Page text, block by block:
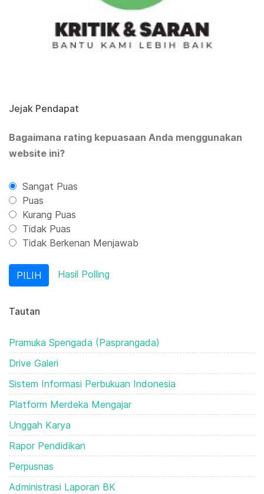
Jejak Pendapat
Bagaimana rating kepuasaan Anda menggunakan
website ini?
Sangat Puas
Puas
Kurang Puas
Tidak Puas
Tidak Berkenan Menjawab
Hasil Polling
Tautan
Pramuka Spengada (Pasprangada)
Drive Galeri
Sistem Informasi Perbukuan Indonesia
Platform Merdeka Mengajar
Unggah Karya
Rapor Pendidikan
Perpusnas
Administrasi Laporan BK